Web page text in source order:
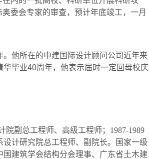
委会专家的审查，预计年底竣工，一月
他所在的中建国际设计顾问公司近年来
华毕业40周年，他表示届时一定回母校庆
院副总工程师、高级工程师； 1987-1989
设计研究院总工程师、副院长。国家一级
建筑学会结构分会理事、广东省土木建